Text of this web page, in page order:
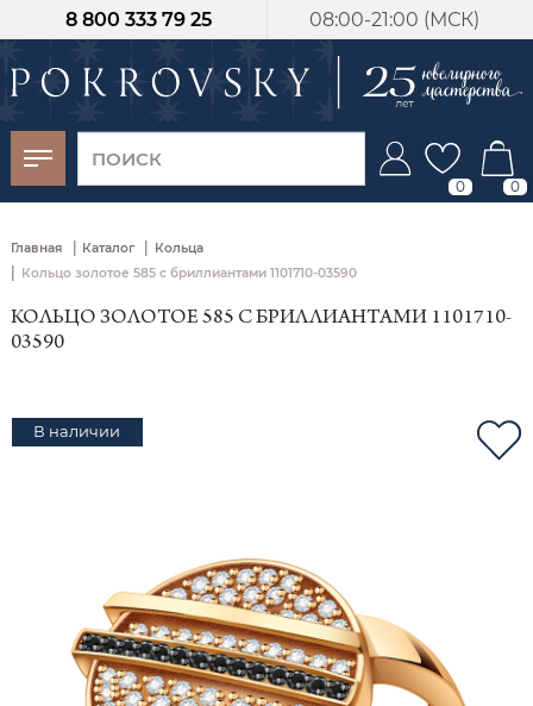
08:00-21:00 (МСК)
8 800 333 79 25
0 0
Главная | Каталог | Кольца
| Кольцо золотое 585 с бриллиантами 1101710-03590
КОЛЬЦО ЗОЛОТОЕ 585 С БРИЛЛИАНТАМИ 1101710-
03590
В наличии
-30%
от 15 дней с
момента оплаты